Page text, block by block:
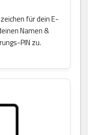
für dein E-
Namen &
PIN zu.